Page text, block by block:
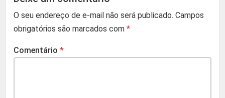
O seu endereço de e-mail não será publicado. Campos
obrigatórios são marcados com *
Comentário *